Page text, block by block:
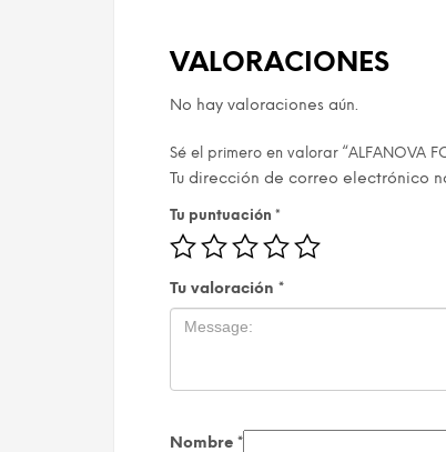
VALORACIONES
No hay valoraciones aún.
Sé el primero en valorar “ALFANOVA
Tu dirección de correo electrónico
Tu puntuación *
Tu valoración *
Nombre *